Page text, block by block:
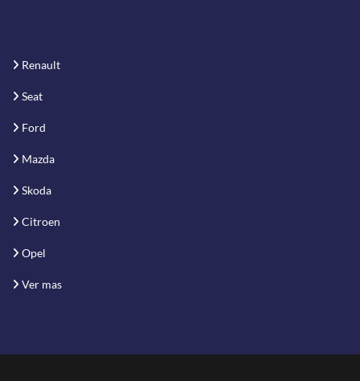
Renault
Seat
Ford
Mazda
Skoda
Citroen
Opel
Ver mas